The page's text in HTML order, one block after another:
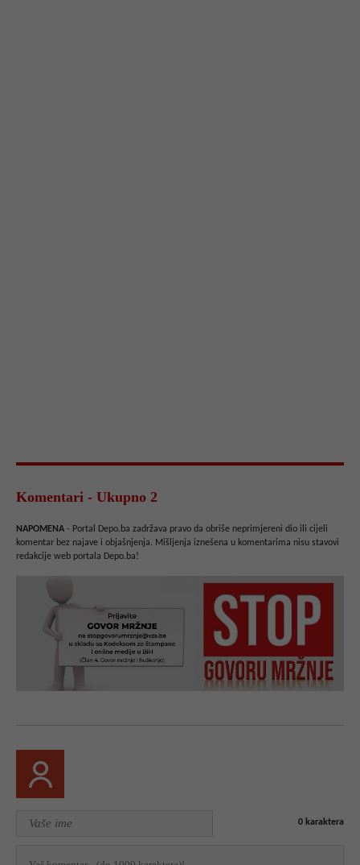
Komentari - Ukupno 2
NAPOMENA - Portal Depo.ba zadržava pravo da obriše neprimjereni dio ili cijeli
komentar bez najave i objašnjenja. Mišljenja iznešena u komentarima nisu stavovi
redakcije web portala Depo.ba!
0 karaktera